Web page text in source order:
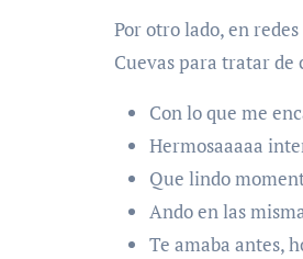
Por otro lado, en
Cuevas para tratar de
Con lo que me
Hermosaaaaa
Que lindo
Ando en las
Te amaba antes,